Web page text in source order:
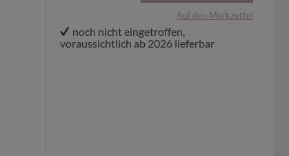
Auf den Merkzettel
noch nicht eingetroffen,
voraussichtlich ab 2026 lieferbar